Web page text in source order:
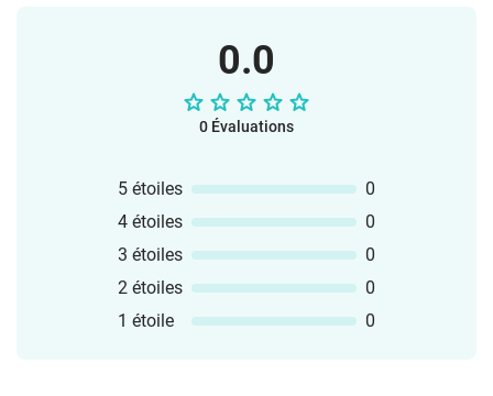
besoins. Amuse-toi bien avec ce matériel
en classe !L’équipe vlamingo
0.0
0 Évaluations
5 étoiles
0
4 étoiles
0
3 étoiles
0
2 étoiles
0
1 étoile
0